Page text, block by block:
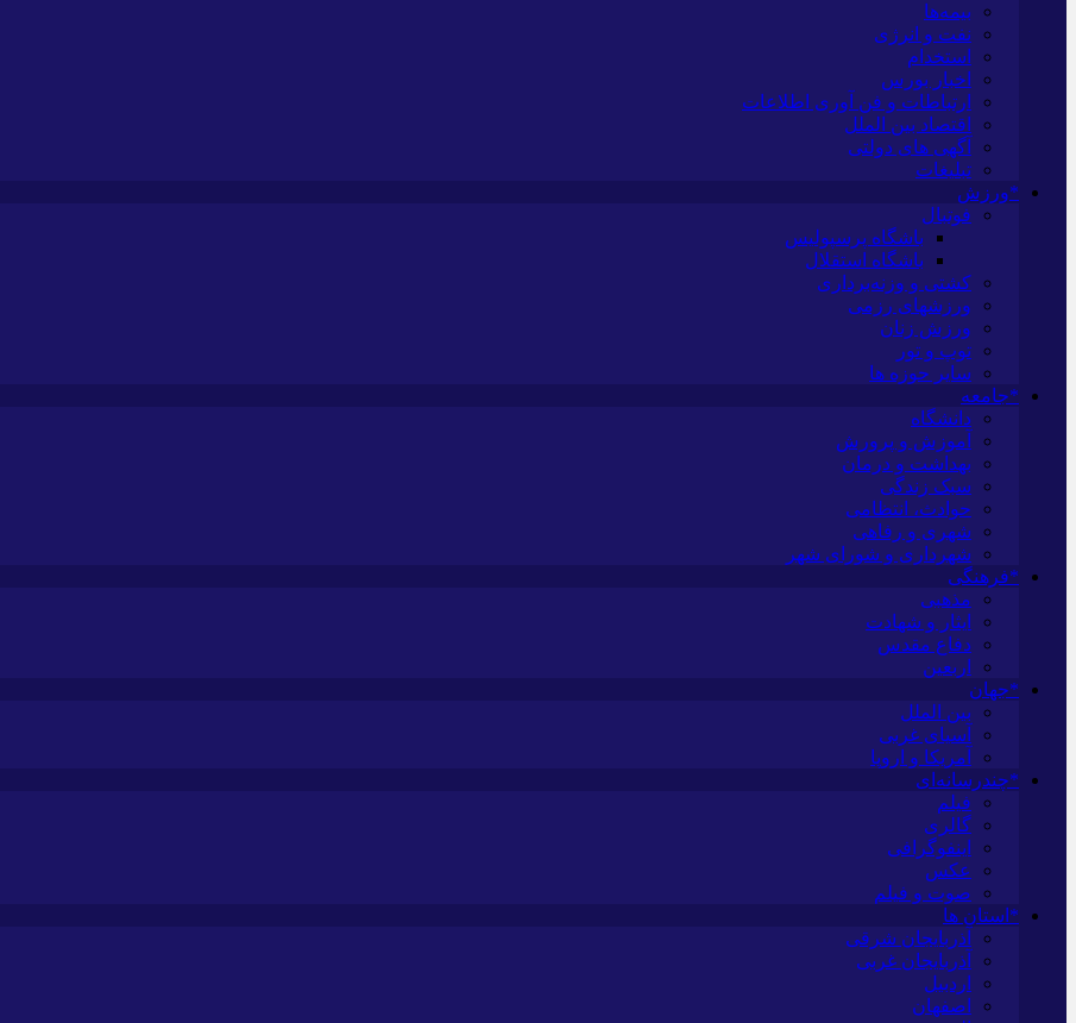
بیمه‌ها
نفت و انرژی
استخدام
اخبار بورس
ارتباطات و فن آوری اطلاعات
اقتصاد بین الملل
آگهی های دولتی
تبلیغات
*ورزش
فوتبال
باشگاه پرسپولیس
باشگاه استقلال
کشتی و وزنه‌برداری
ورزشهای رزمی
ورزش زنان
توپ و تور
سایر حوزه ها
*جامعه
دانشگاه
آموزش و پرورش
بهداشت و درمان
سبک زندگی
حوادث، انتظامی
شهری و رفاهی
شهرداری و شورای شهر
*فرهنگی
مذهبی
ایثار و شهادت
دفاع مقدس
اربعین
*جهان
بین الملل
آسیای غربی
آمریکا و اروپا
*چندرسانه‌ای
فیلم
گالری
اینفوگرافی
عکس
صوت و فیلم
*استان ها
آذربایجان شرقی
آذربایجان غربی
اردبیل
اصفهان